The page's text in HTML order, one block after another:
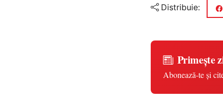
Distribuie:
Primește
Abonează-te și